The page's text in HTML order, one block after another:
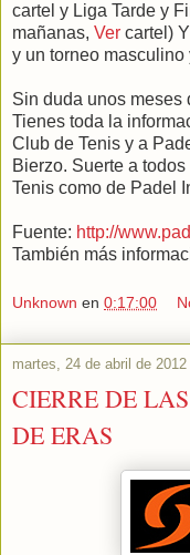
cartel y Liga Tarde y
mañanas, Ver cartel)
y un torneo masculino
Sin duda unos meses
Tienes toda la
Club de Tenis y a
Bierzo. Suerte a
Tenis como de Padel
Fuente: http://
También más
Unknown en 0:17:00
martes, 24 de abril de 2012
CIERRE DE
DE ERAS